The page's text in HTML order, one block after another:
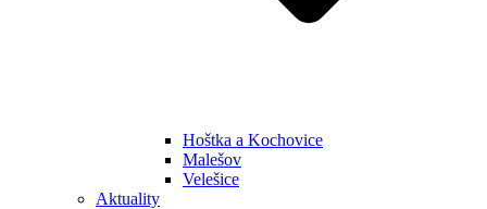
Hoštka a Kochovice
Malešov
Velešice
Aktuality